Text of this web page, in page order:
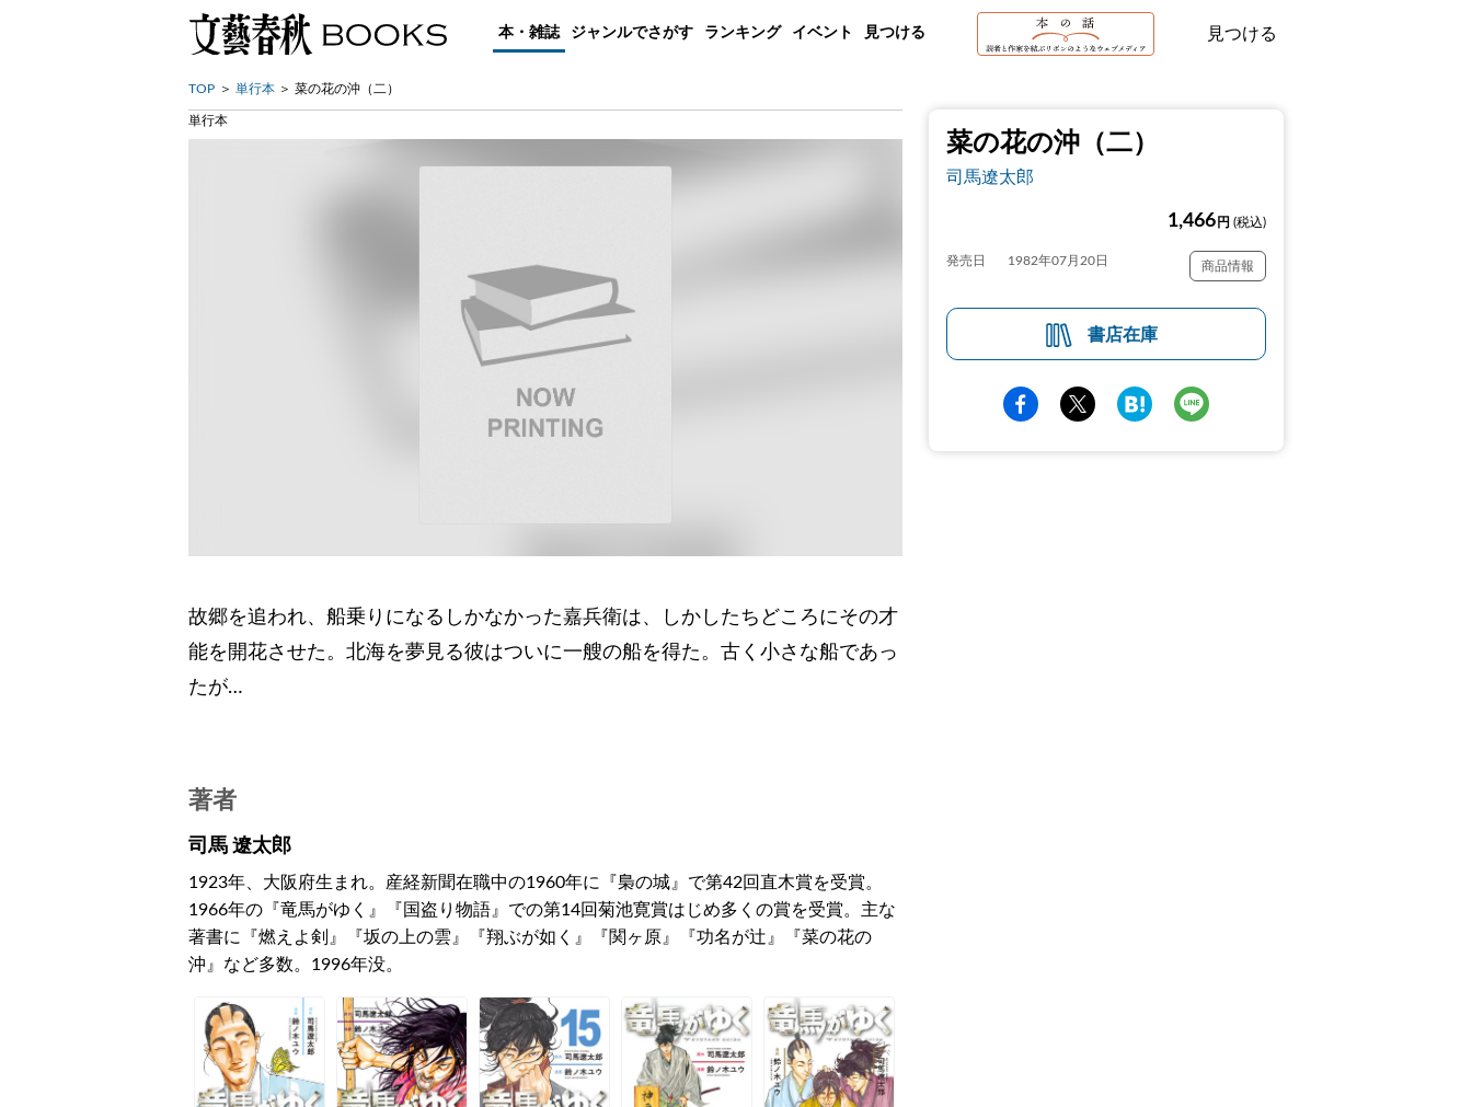
本・雑誌 ジャンルでさがす ランキング イベント 見つける 見つける
TOP 単行本 菜の花の沖（二）
菜の花の沖（二）
司馬遼太郎
1,466 円 (税込)
発売日 1982年07月20日 商品情報
書店在庫
単行本
故郷を追われ、船乗りになるしかなかった嘉兵衛は、しかしたちどころにその才
能を開花させた。北海を夢見る彼はついに一艘の船を得た。古く小さな船であっ
たが…
著者
司馬 遼太郎
1923年、大阪府生まれ。産経新聞在職中の1960年に『梟の城』で第42回直木賞を受賞。
1966年の『竜馬がゆく』『国盗り物語』での第14回菊池寛賞はじめ多くの賞を受賞。主な
著書に『燃えよ剣』『坂の上の雲』『翔ぶが如く』『関ヶ原』『功名が辻』『菜の花の
沖』など多数。1996年没。